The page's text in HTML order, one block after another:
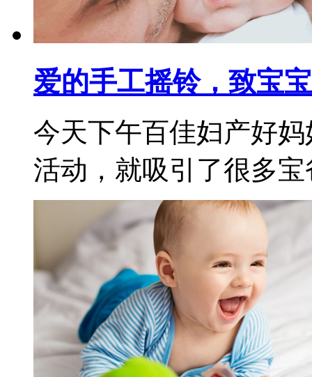
爱的手工摇铃，致宝
今天下午百佳妇产好
活动，就吸引了很多